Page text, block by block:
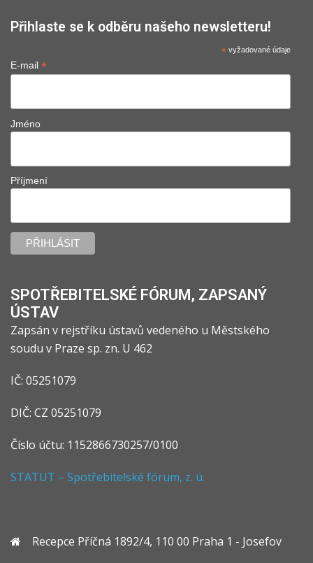
Přihlaste se k odběru našeho newsletteru!
* vyžadované údaje
E-mail *
Jméno
Příjmení
SPOTŘEBITELSKÉ FÓRUM, ZAPSANÝ
ÚSTAV
Zapsán v rejstříku ústavů vedeného u Městského
soudu v Praze sp. zn. U 462
IČ: 05251079
DIČ: CZ 05251079
Číslo účtu: 1152866730257/0100
STATUT – Spotřebitelské fórum, z. ú.
Recepce Příčná 1892/4, 110 00 Praha 1 - Josefov